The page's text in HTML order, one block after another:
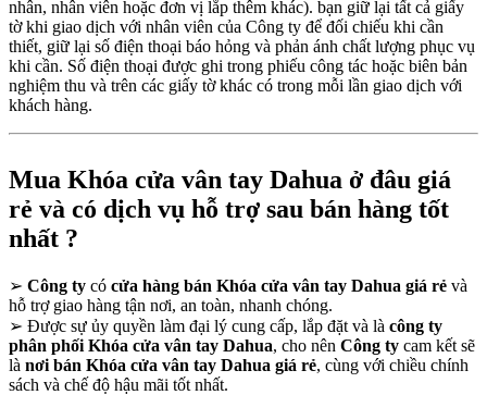
nhân, nhân viên hoặc đơn vị lắp thêm khác). bạn giữ lại tất cả giấy
tờ khi giao dịch với nhân viên của Công ty để đối chiếu khi cần
thiết, giữ lại số điện thoại báo hỏng và phản ánh chất lượng phục vụ
khi cần. Số điện thoại được ghi trong phiếu công tác hoặc biên bản
nghiệm thu và trên các giấy tờ khác có trong mỗi lần giao dịch với
khách hàng.
Mua Khóa cửa vân tay Dahua ở đâu giá
rẻ và có dịch vụ hỗ trợ sau bán hàng tốt
nhất ?
➢ Công ty có cửa hàng bán Khóa cửa vân tay Dahua giá rẻ và
hỗ trợ giao hàng tận nơi, an toàn, nhanh chóng.
➢ Được sự ủy quyền làm đại lý cung cấp, lắp đặt và là công ty
phân phối Khóa cửa vân tay Dahua, cho nên Công ty cam kết sẽ
là nơi bán Khóa cửa vân tay Dahua giá rẻ, cùng với chiều chính
sách và chế độ hậu mãi tốt nhất.